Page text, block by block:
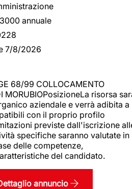
annuale
7/8/2026
68/99 COLLOCAMENTO
MORUBIOPosizioneLa risorsa
aziendale e verrà adibita a
con il proprio profilo
previste dall'iscrizione
specifiche saranno valutate in
delle competenze,
del candidato.
annuncio